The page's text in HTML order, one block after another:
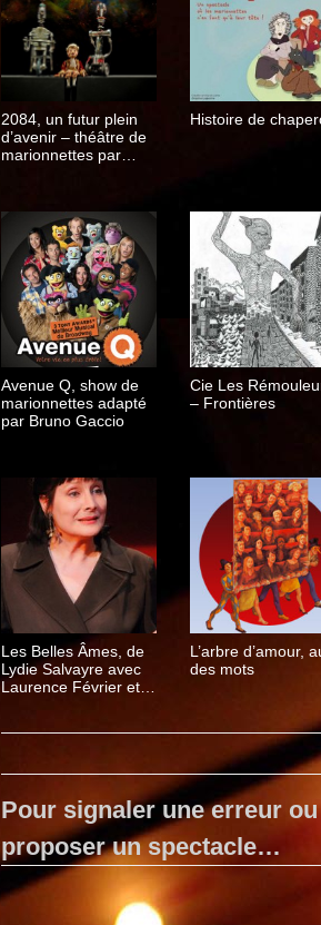
2084, un futur plein
d’avenir – théâtre de
marionnettes par
Histoire de
Avenue Q, show de
marionnettes adapté
par Bruno Gaccio
Cie Les
– Frontières
Les Belles Âmes, de
Lydie Salvayre avec
Laurence Février et
L’arbre d’amour,
des mots
Pour signaler une erreur ou
proposer un spectacle…